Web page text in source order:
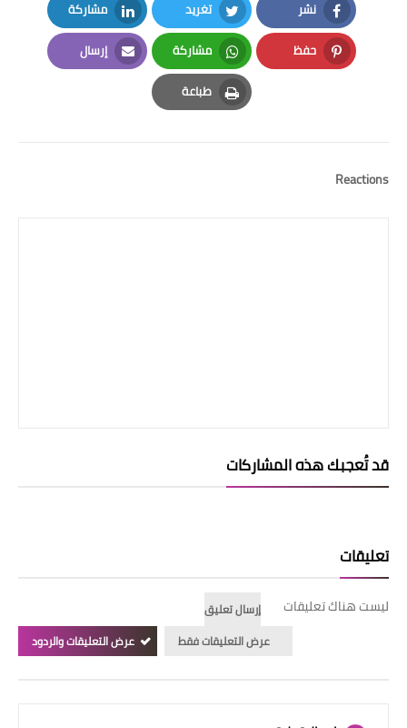
نشر
Facebook
تغريد
Twitter
مشاركة
LinkedIn
حفظ
Pinterest
مشاركة
Whatsapp
إرسال
Email
طباعة
Print
Reactions
قد تُعجبك هذه المشاركات
تعليقات
ليست هناك تعليقات
إرسال تعليق
عرض التعليقات فقط
عرض التعليقات والردود